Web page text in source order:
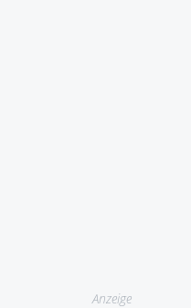
Anzeige